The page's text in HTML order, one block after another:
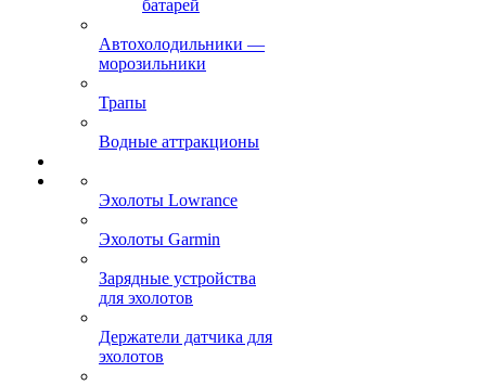
батарей
Автохолодильники —
морозильники
Трапы
Водные аттракционы
Эхолоты Lowrance
Эхолоты Garmin
Зарядные устройства
для эхолотов
Держатели датчика для
эхолотов